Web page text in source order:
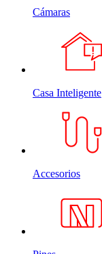
Cámaras
Casa Inteligente
Accesorios